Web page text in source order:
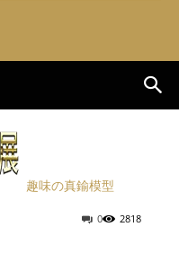
趣味の真鍮模型
2818
0